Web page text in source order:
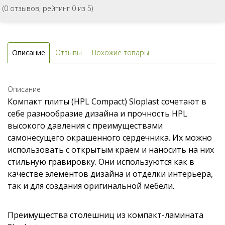
(0 отзывов, рейтинг 0 из 5)
Описание Отзывы Похожие товары
Описание
Компакт плиты (HPL Compact) Sloplast сочетают в
себе разнообразие дизайна и прочность HPL
высокого давления с преимуществами
самонесущего окрашенного сердечника. Их можно
использовать с открытым краем и наносить на них
стильную гравировку. Они используются как в
качестве элементов дизайна и отделки интерьера,
так и для создания оригинальной мебели.
Преимущества столешниц из компакт-ламината